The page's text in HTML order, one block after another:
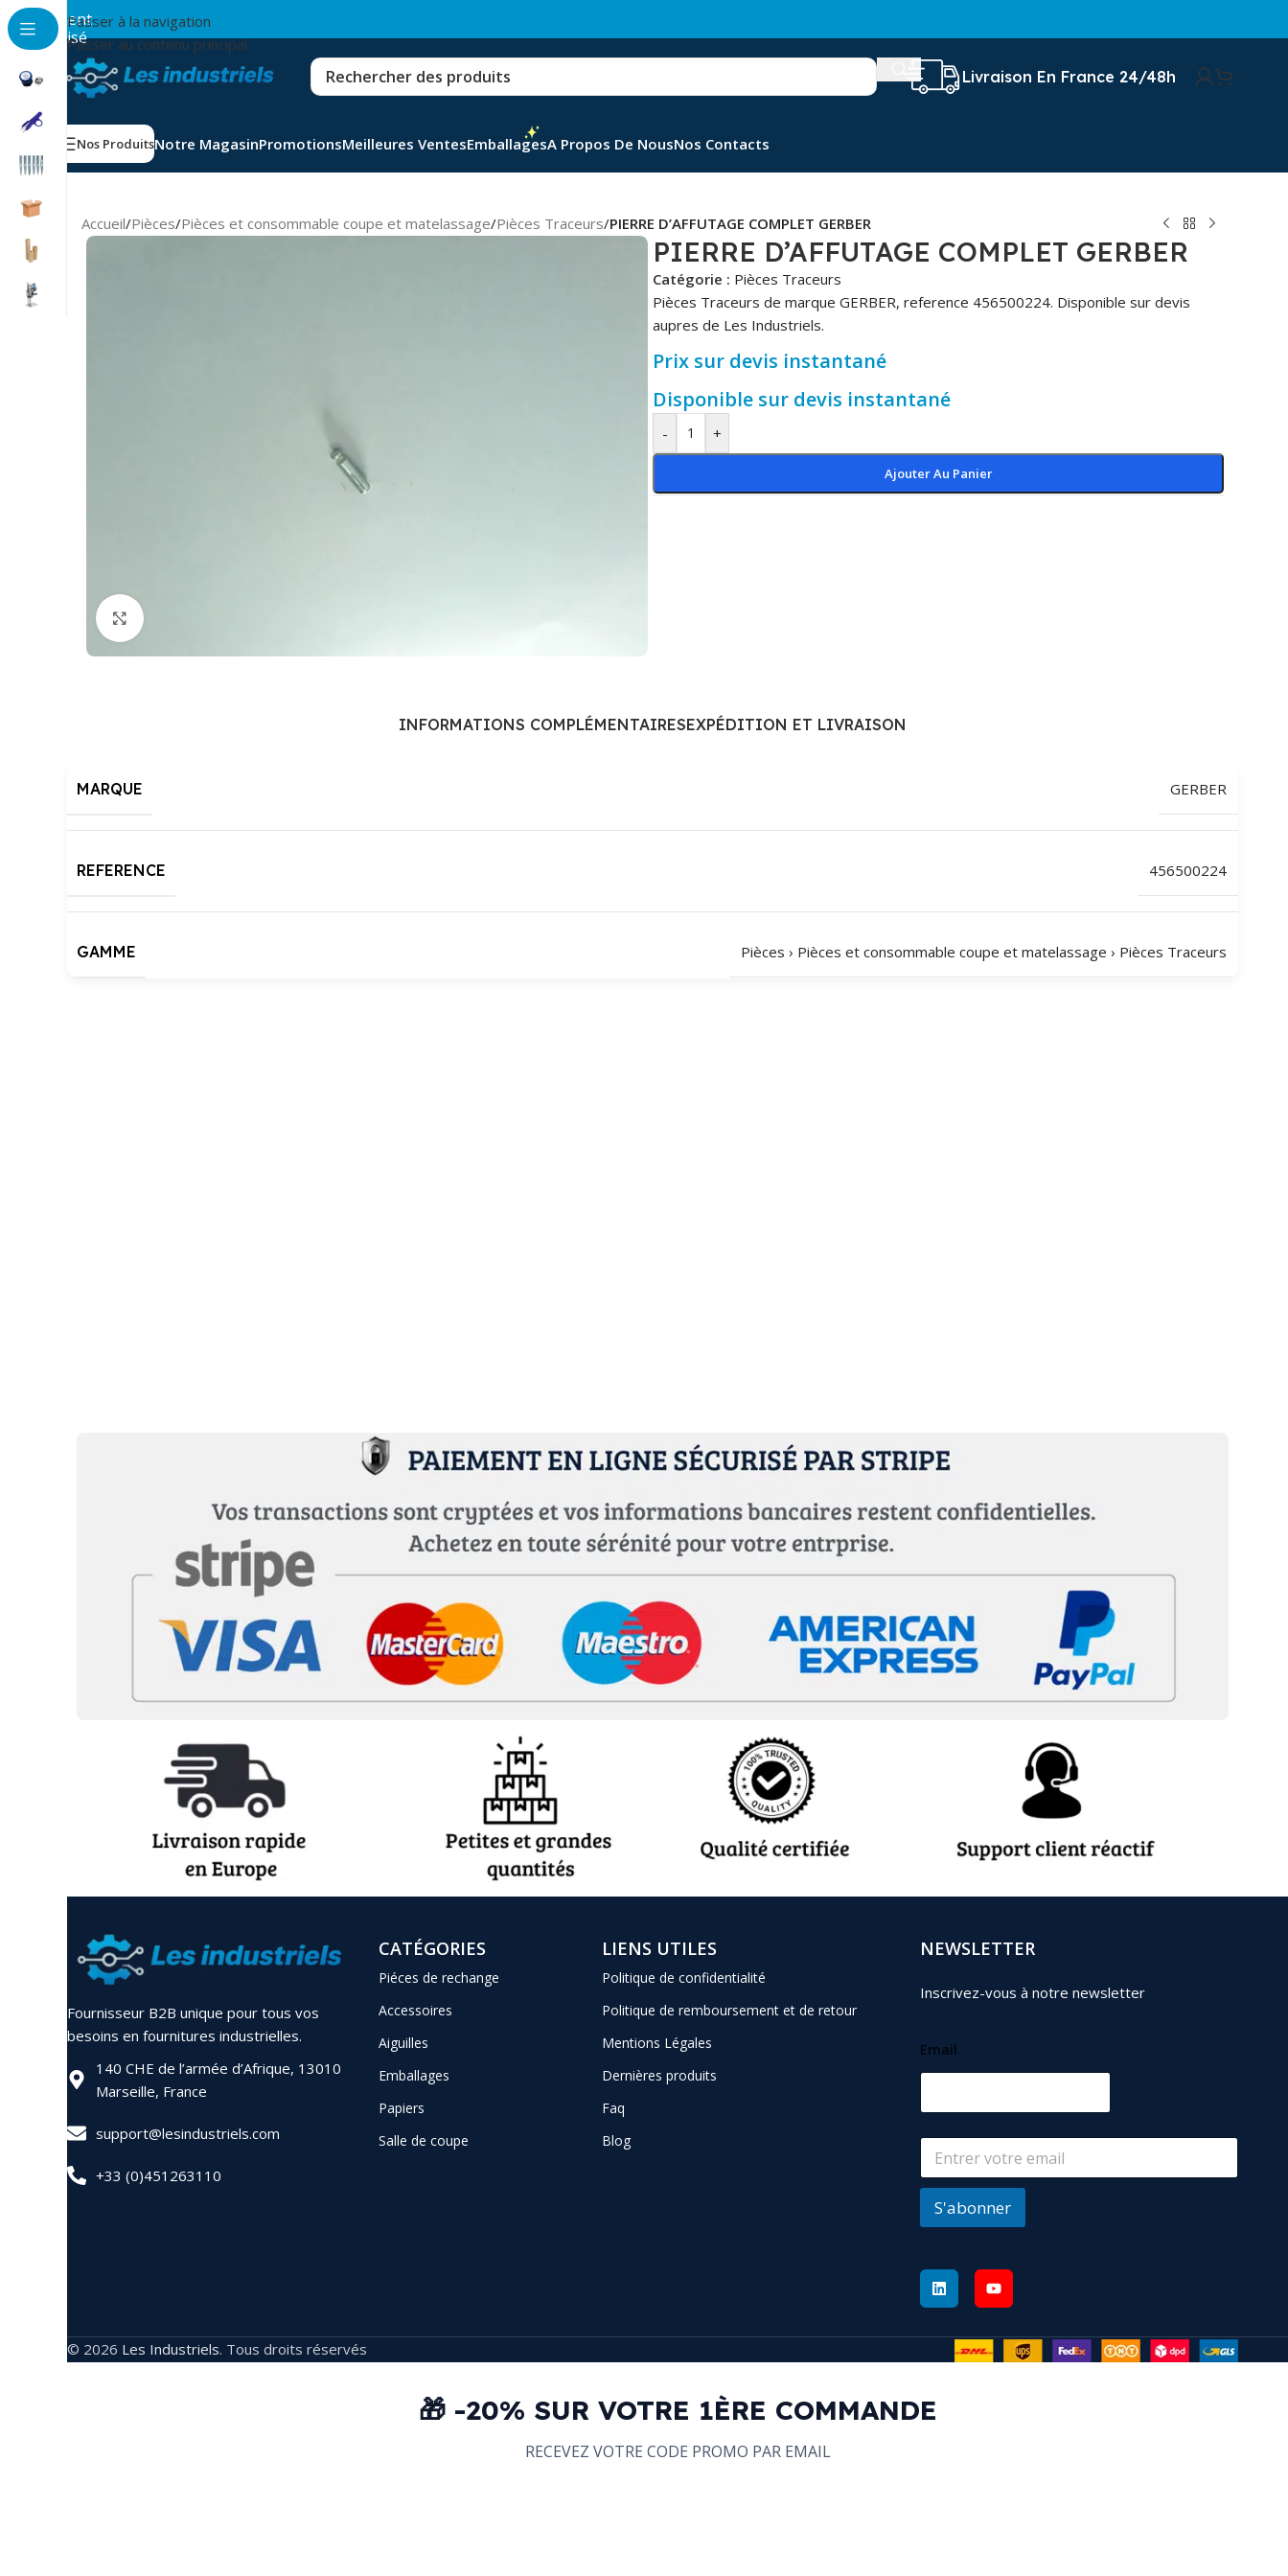
Passer à la navigation
Passer au contenu principal
Paiement
sécurisé
Livraison En France 24/48h
Nos ProduitsNotre MagasinPromotionsMeilleures VentesEmballagesA Propos De NousNos Contacts
Accueil/Pièces/Pièces et consommable coupe et matelassage/Pièces Traceurs/PIERRE D’AFFUTAGE COMPLET GERBER
PIERRE D’AFFUTAGE COMPLET GERBER
Catégorie : Pièces Traceurs
Pièces Traceurs de marque GERBER, reference 456500224. Disponible sur devis
aupres de Les Industriels.
Prix sur devis instantané
Disponible sur devis instantané
- +
Ajouter Au Panier
INFORMATIONS COMPLÉMENTAIRESEXPÉDITION ET LIVRAISON
MARQUE GERBER
REFERENCE 456500224
GAMME Pièces › Pièces et consommable coupe et matelassage › Pièces Traceurs
Fournisseur B2B unique pour tous vos
besoins en fournitures industrielles.
140 CHE de l’armée d’Afrique, 13010
Marseille, France
support@lesindustriels.com
+33 (0)451263110
CATÉGORIES
Piéces de rechange
Accessoires
Aiguilles
Emballages
Papiers
Salle de coupe
LIENS UTILES
Politique de confidentialité
Politique de remboursement et de retour
Mentions Légales
Dernières produits
Faq
Blog
NEWSLETTER
Inscrivez-vous à notre newsletter
Email
S'abonner
© 2026 Les Industriels. Tous droits réservés
🎁 -20% SUR VOTRE 1ÈRE COMMANDE
RECEVEZ VOTRE CODE PROMO PAR EMAIL